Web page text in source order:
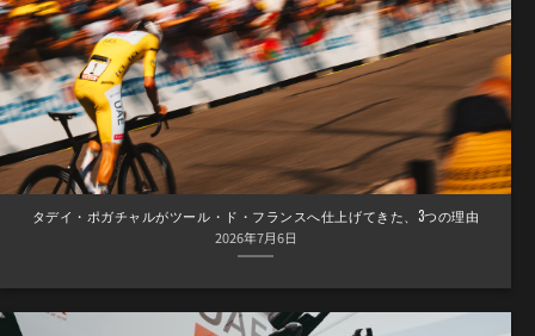
タデイ・ポガチャルがツール・ド・フランスへ仕上げてきた、3つの理由
2026年7月6日